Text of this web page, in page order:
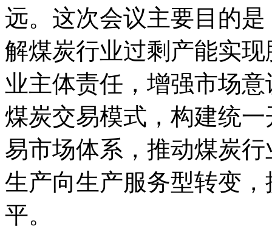
远。这次会议主要目的
解煤炭行业过剩产能实
业主体责任，增强市场
煤炭交易模式，构建统
易市场体系，推动煤炭
生产向生产服务型转变
平。